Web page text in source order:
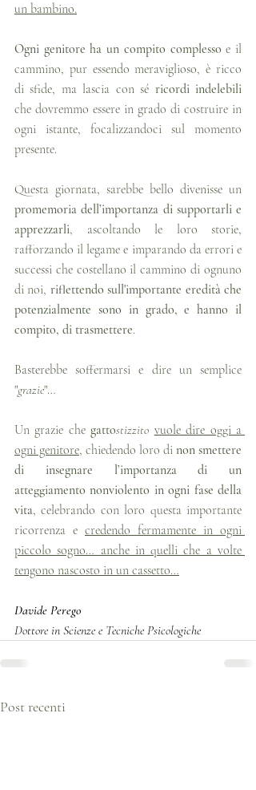
un bambino.
Ogni genitore ha un compito complesso e il
cammino, pur essendo meraviglioso, è ricco
di sfide, ma lascia con sé ricordi indelebili
che dovremmo essere in grado di costruire in
ogni istante, focalizzandoci sul momento
presente.
promemoria dell’importanza di supportarli e
apprezzarli, ascoltando le loro storie,
rafforzando il legame e imparando da errori e
successi che costellano il cammino di ognuno
di noi, riflettendo sull'importante eredità che
potenzialmente sono in grado, e hanno il
compito, di trasmettere.
Basterebbe soffermarsi e dire un semplice
"grazie"…
Un grazie che gattostizzito vuole dire oggi a
ogni genitore, chiedendo loro di non smettere
di insegnare l’importanza di un
atteggiamento nonviolento in ogni fase della
vita, celebrando con loro questa importante
ricorrenza e credendo fermamente in ogni
piccolo sogno… anche in quelli che a volte
tengono nascosto in un cassetto…
Davide Perego
Dottore in Scienze e Tecniche Psicologiche
Post recenti